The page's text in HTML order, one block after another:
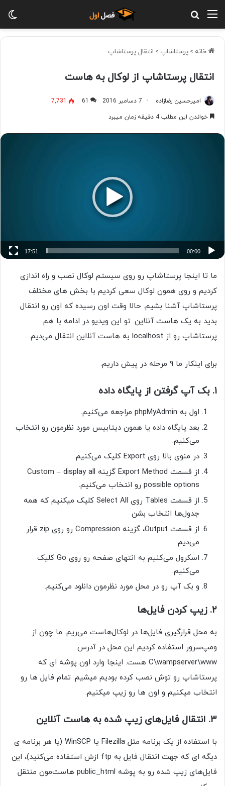
منو
خانه > پرستاشاپ > انتقال پرستاشاپ
انتقال پرستاشاپ از لوکال به هاست
امیرحسین رضازاده 7 دسامبر 2016 61
7,731
خواندن این مطلب 4 دقیقه زمان میبرد
نمایشگر
ویدیو
00:00
17:51
ما تا اینجا پرستاشاپ رو روی سیستم لوکال نصب و راه اندازی
کردیم و روی همون لوکال سعی کردیم با بخش های مختلف
پرستاشاپ آشنا بشیم. حالا وقت اون رسیده که اون رو انتقال
بدید به یک هاست آنلاین. تو این ویدیو در ادامه با هم
پرستاشاپ رو از localhost به هاست آنلاین انتقال می‌دیم.
برای اینکار ما ۹ مرحله در پیش داریم.
۱. بک آپ گرفتن از پایگاه داده
اول به phpMyAdmin مراجعه می‌کنیم.
بعد پایگاه داده یا همون دیتابیس مورد نظرمون رو انتخاب
می‌کنیم.
در منوی بالا روی Export کلیک می‌کنیم.
از قسمت Export Method گزینه Custom – display all
possible options رو انتخاب می‌کنیم.
از قسمت Tables روی Select All کلیک میکنیم که همه
جدول‌ها انتخاب بشن
از قسمت Output، گزینه Compression رو روی zip قرار
می‌دیم
اسکرول می‌کنیم به انتهای صفحه رو روی Go کلیک
می‌کنیم.
و بک آپ رو در محل مورد نظرمون دانلود می‌کنیم.
۲. زیپ کردن فایل‌ها
به محل قرارگیری فایل‌ها در لوکال‌هاست می‌ریم. ما چون از
ومپ‌سرور استفاده کردیم این محل در آدرس
C\wampserver\www هست. اینجا وارد اون پوشه ای که
پرستاشاپ رو توش نصب کرده بودیم میشیم. تمام فایل ها رو
انتخاب میکنیم و اون ها رو زیپ میکنیم.
۳. انتقال فایل‌های زیپ شده به هاست آنلاین
با استفاده از یک برنامه مثل Filezilla یا WinSCP (یا هر برنامه ی
دیگه ای که جهت انتقال فایل به ftp ازش استفاده می‌کنید)، این
فایل‌های زیپ شده رو به پوشه public_html هاست‌مون منتقل